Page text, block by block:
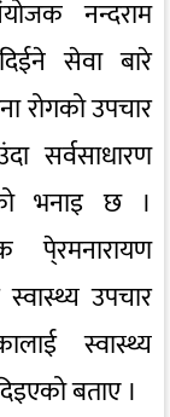
नन्दराम
सेवा बारे
रोगको उपचार
सर्वसाधारण
भनाइ छ ।
पे्रमनारायण
उपचार
स्वास्थ्य
बताए ।